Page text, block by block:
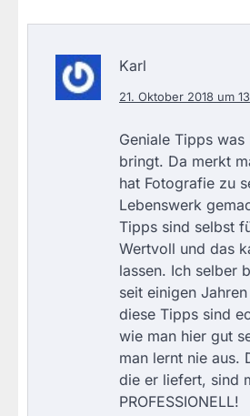
Karl
21. Oktober 2018 um
Geniale Tipps was
bringt. Da merkt
hat Fotografie zu
Lebenswerk
Tipps sind selbst
Wertvoll und das
lassen. Ich selber
seit einigen
diese Tipps sind
wie man hier gut
man lernt nie aus.
die er liefert, sind
PROFESSIONELL!